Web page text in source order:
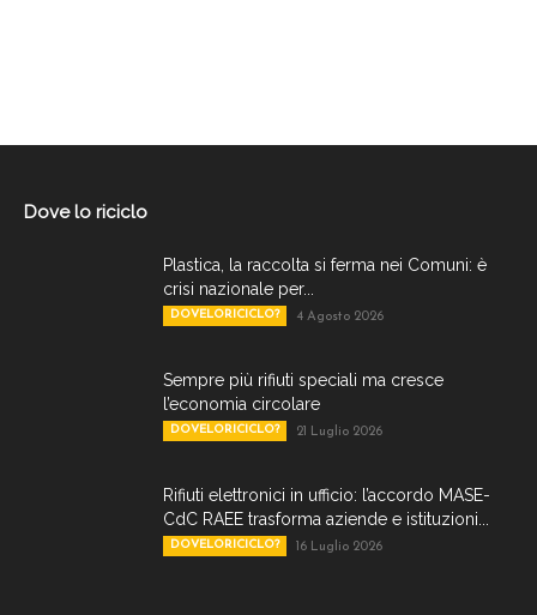
Dove lo riciclo
Plastica, la raccolta si ferma nei Comuni: è
crisi nazionale per...
DOVELORICICLO? 4 Agosto 2026
Sempre più rifiuti speciali ma cresce
l’economia circolare
DOVELORICICLO? 21 Luglio 2026
Rifiuti elettronici in ufficio: l’accordo MASE-
CdC RAEE trasforma aziende e istituzioni...
DOVELORICICLO? 16 Luglio 2026